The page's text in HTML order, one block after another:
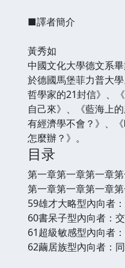
■譯者簡介
黃秀如
中國文化大學德文系
於德國馬堡菲力普大
哲學家的21封信》、
自己來》、《藍海上
有經濟學不會？》、
怎麼辦？》。
目录
第一章第一章第一章
第一章第一章第一章
59雄才大略型內向者
60書呆子型內向者：
61超級敏感型內向者
62繭居族型內向者：